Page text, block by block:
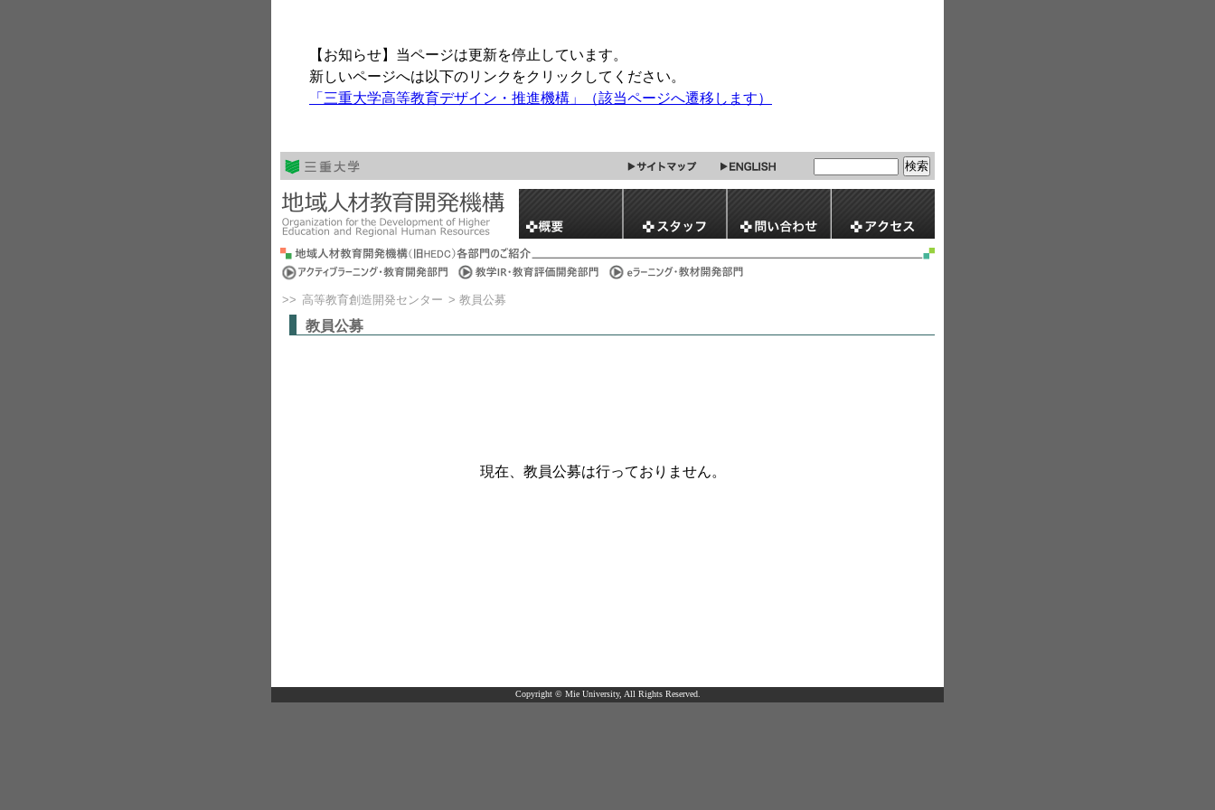
【お知らせ】当ページは更新を停止しています。
新しいページへは以下のリンクをクリックしてください。
「三重大学高等教育デザイン・推進機構」（該当ページへ遷移します）
>> 高等教育創造開発センター > 教員公募
教員公募
現在、教員公募は行っておりません。
Copyright © Mie University, All Rights Reserved.